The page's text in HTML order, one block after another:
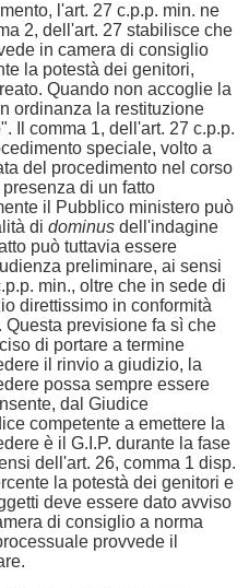
l'art. 27 c.p.p. min. ne
2, dell'art. 27 stabilisce che
in camera di consiglio
la potestà dei genitori,
Quando non accoglie la
ordinanza la restituzione
Il comma 1, dell'art. 27 c.p.p.
speciale, volto a
del procedimento nel corso
di un fatto
il Pubblico ministero può
di dominus dell'indagine
può tuttavia essere
preliminare, ai sensi
min., oltre che in sede di
direttissimo in conformità
previsione fa sì che
di portare a termine
il rinvio a giudizio, la
possa sempre essere
dal Giudice
competente a emettere la
è il G.I.P. durante la fase
dell'art. 26, comma 1 disp.
la potestà dei genitori e
deve essere dato avviso
di consiglio a norma
provvede il